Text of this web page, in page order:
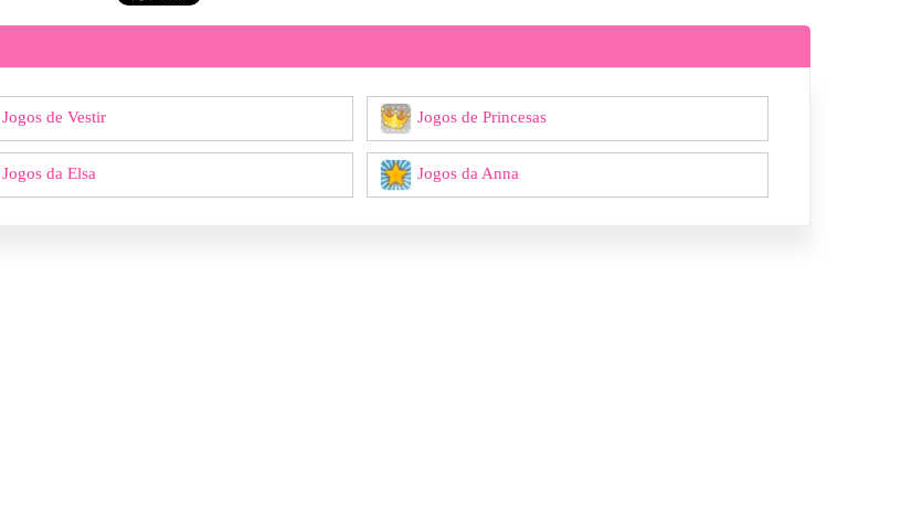
Jogos de Vestir Jogos de Princesas
Jogos da Elsa Jogos da Anna